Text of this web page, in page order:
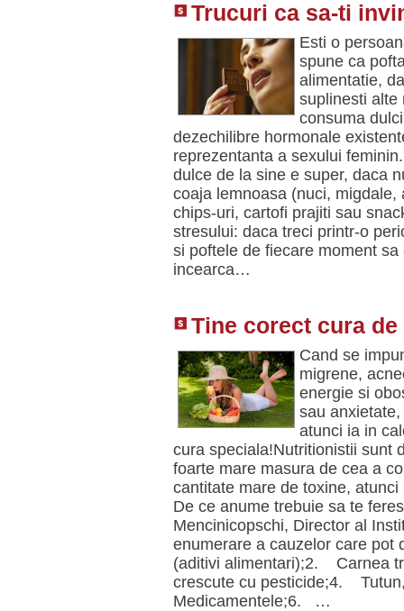
Trucuri ca sa-ti
Esti o
spune ca
alimentatie,
suplinesti
consuma
dezechilibre hormonale
reprezentanta a sexului
dulce de la sine e super, daca
coaja lemnoasa (nuci,
chips-uri, cartofi prajiti sau
stresului: daca treci printr-o
si poftele de fiecare moment
incearca…
Tine corect cura
Cand se
migrene,
energie si
sau
atunci ia in
cura speciala!Nutritionistii sunt
foarte mare masura de cea a
cantitate mare de toxine,
De ce anume trebuie sa te
Mencinicopschi, Director al
enumerare a cauzelor care
(aditivi alimentari);2. Carnea
crescute cu pesticide;4.
Medicamentele;6. …